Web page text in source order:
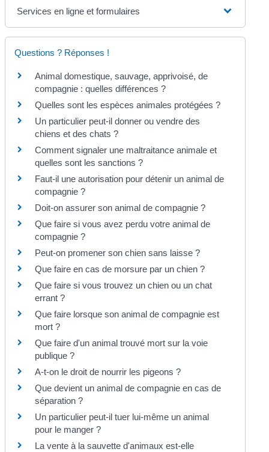
Services en ligne et formulaires
Questions ? Réponses !
Animal domestique, sauvage, apprivoisé, de
compagnie : quelles différences ?
Quelles sont les espèces animales protégées ?
Un particulier peut-il donner ou vendre des
chiens et des chats ?
Comment signaler une maltraitance animale et
quelles sont les sanctions ?
Faut-il une autorisation pour détenir un animal de
compagnie ?
Doit-on assurer son animal de compagnie ?
Que faire si vous avez perdu votre animal de
compagnie ?
Peut-on promener son chien sans laisse ?
Que faire en cas de morsure par un chien ?
Que faire si vous trouvez un chien ou un chat
errant ?
Que faire lorsque son animal de compagnie est
mort ?
Que faire d'un animal trouvé mort sur la voie
publique ?
A-t-on le droit de nourrir les pigeons ?
Que devient un animal de compagnie en cas de
séparation ?
Un particulier peut-il tuer lui-même un animal
pour le manger ?
La vente à la sauvette d'animaux est-elle